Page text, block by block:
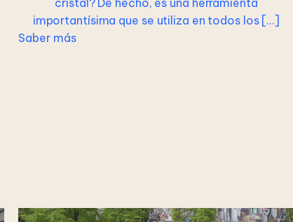
importantísima que se utiliza en todos los […]
Saber más